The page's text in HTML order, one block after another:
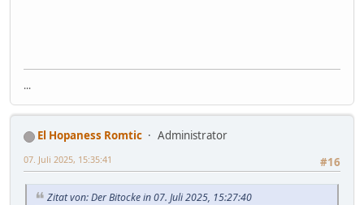
...
El Hopaness Romtic
Administrator
#16
07. Juli 2025, 15:35:41
Zitat von: Der Bitocke in 07. Juli 2025, 15:27:40